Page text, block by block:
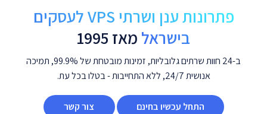
פתרונות ענן ושרתי VPS לעסקים
בישראל מאז 1995
ב-24 חוות שרתים גלובליות, זמינות מובטחת של 99.9%, תמיכה
אנושית 24/7, ללא התחייבות - בטלו בכל עת.
התחל עכשיו בחינם צור קשר